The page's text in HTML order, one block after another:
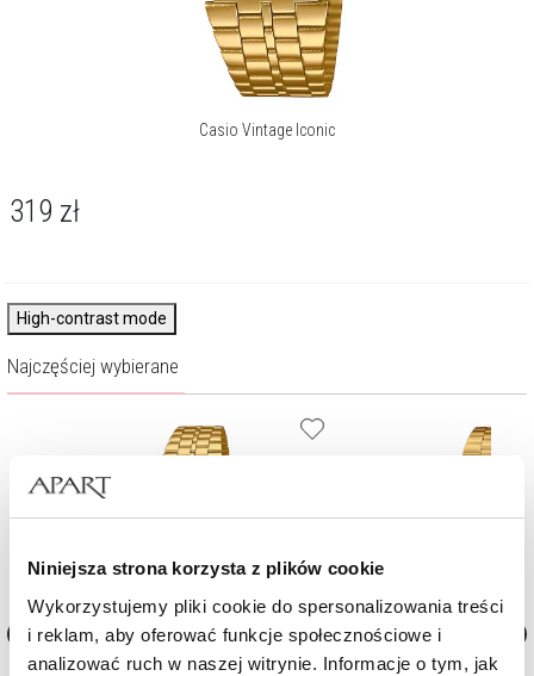
Niniejsza strona korzysta z plików cookie
Wykorzystujemy pliki cookie do spersonalizowania treści
i reklam, aby oferować funkcje społecznościowe i
analizować ruch w naszej witrynie. Informacje o tym, jak
Casio Vintage Iconic
319 zł
High-contrast mode
Najczęściej wybierane